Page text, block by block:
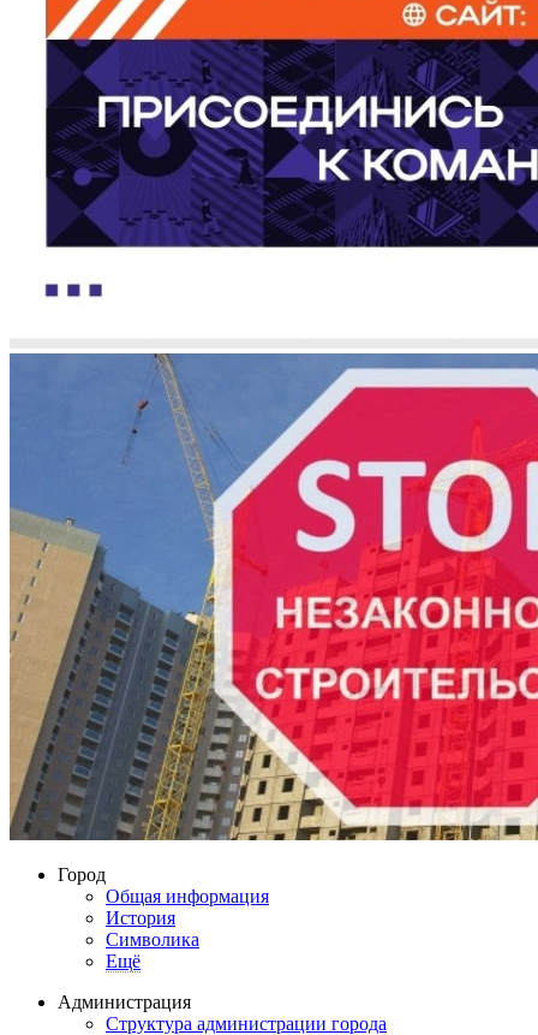
Город
Общая информация
История
Символика
Ещё
Администрация
Структура администрации города